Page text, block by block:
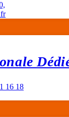
16 18